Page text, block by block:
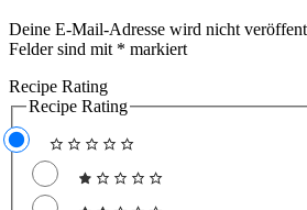
Deine E-Mail-Adresse wird nicht
Felder sind mit * markiert
Recipe Rating
Recipe Rating